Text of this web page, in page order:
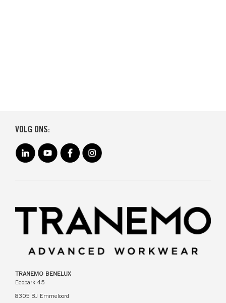
VOLG ONS:
TRANEMO BENELUX
Ecopark 45
8305 BJ Emmeloord